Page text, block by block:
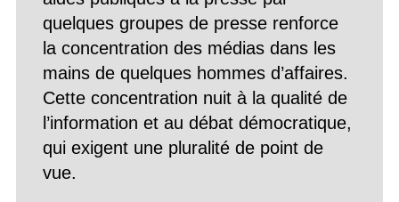
quelques groupes de presse renforce
la concentration des médias dans les
mains de quelques hommes d’affaires.
Cette concentration nuit à la qualité de
l’information et au débat démocratique,
qui exigent une pluralité de point de
vue.